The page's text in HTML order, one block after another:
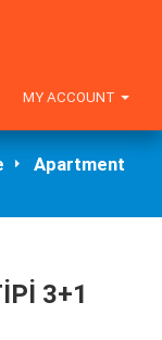
MY ACCOUNT
Apartment
3+1